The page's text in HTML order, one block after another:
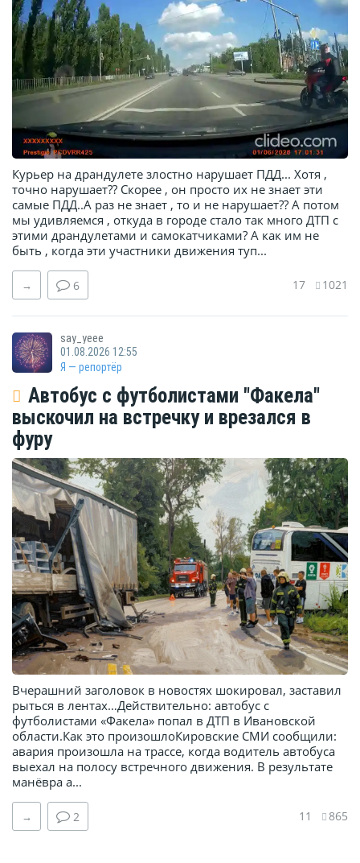
Курьер на драндулете злостно нарушает ПДД... Хотя ,
точно нарушает?? Скорее , он просто их не знает эти
самые ПДД..А раз не знает , то и не нарушает?? А потом
мы удивляемся , откуда в городе стало так много ДТП с
этими драндулетами и самокатчиками? А как им не
быть , когда эти участники движения туп...
→ 6 17 1021
say_yeee
01.08.2026 12:55
Я — репортёр
Автобус с футболистами "Факела"
выскочил на встречку и врезался в
фуру
Вчерашний заголовок в новостях шокировал, заставил
рыться в лентах…Действительно: автобус с
футболистами «Факела» попал в ДТП в Ивановской
области.Как это произошлоКировские СМИ сообщили:
авария произошла на трассе, когда водитель автобуса
выехал на полосу встречного движения. В результате
манёвра а...
→ 2 11 865